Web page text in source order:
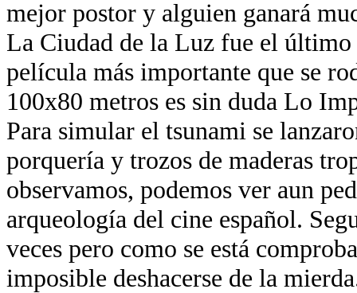
mejor postor y alguien ganará
La Ciudad de la Luz fue el
película más importante que se
100x80 metros es sin duda Lo
Para simular el tsunami se
porquería y trozos de maderas
observamos, podemos ver aun
arqueología del cine español.
veces pero como se está
imposible deshacerse de la